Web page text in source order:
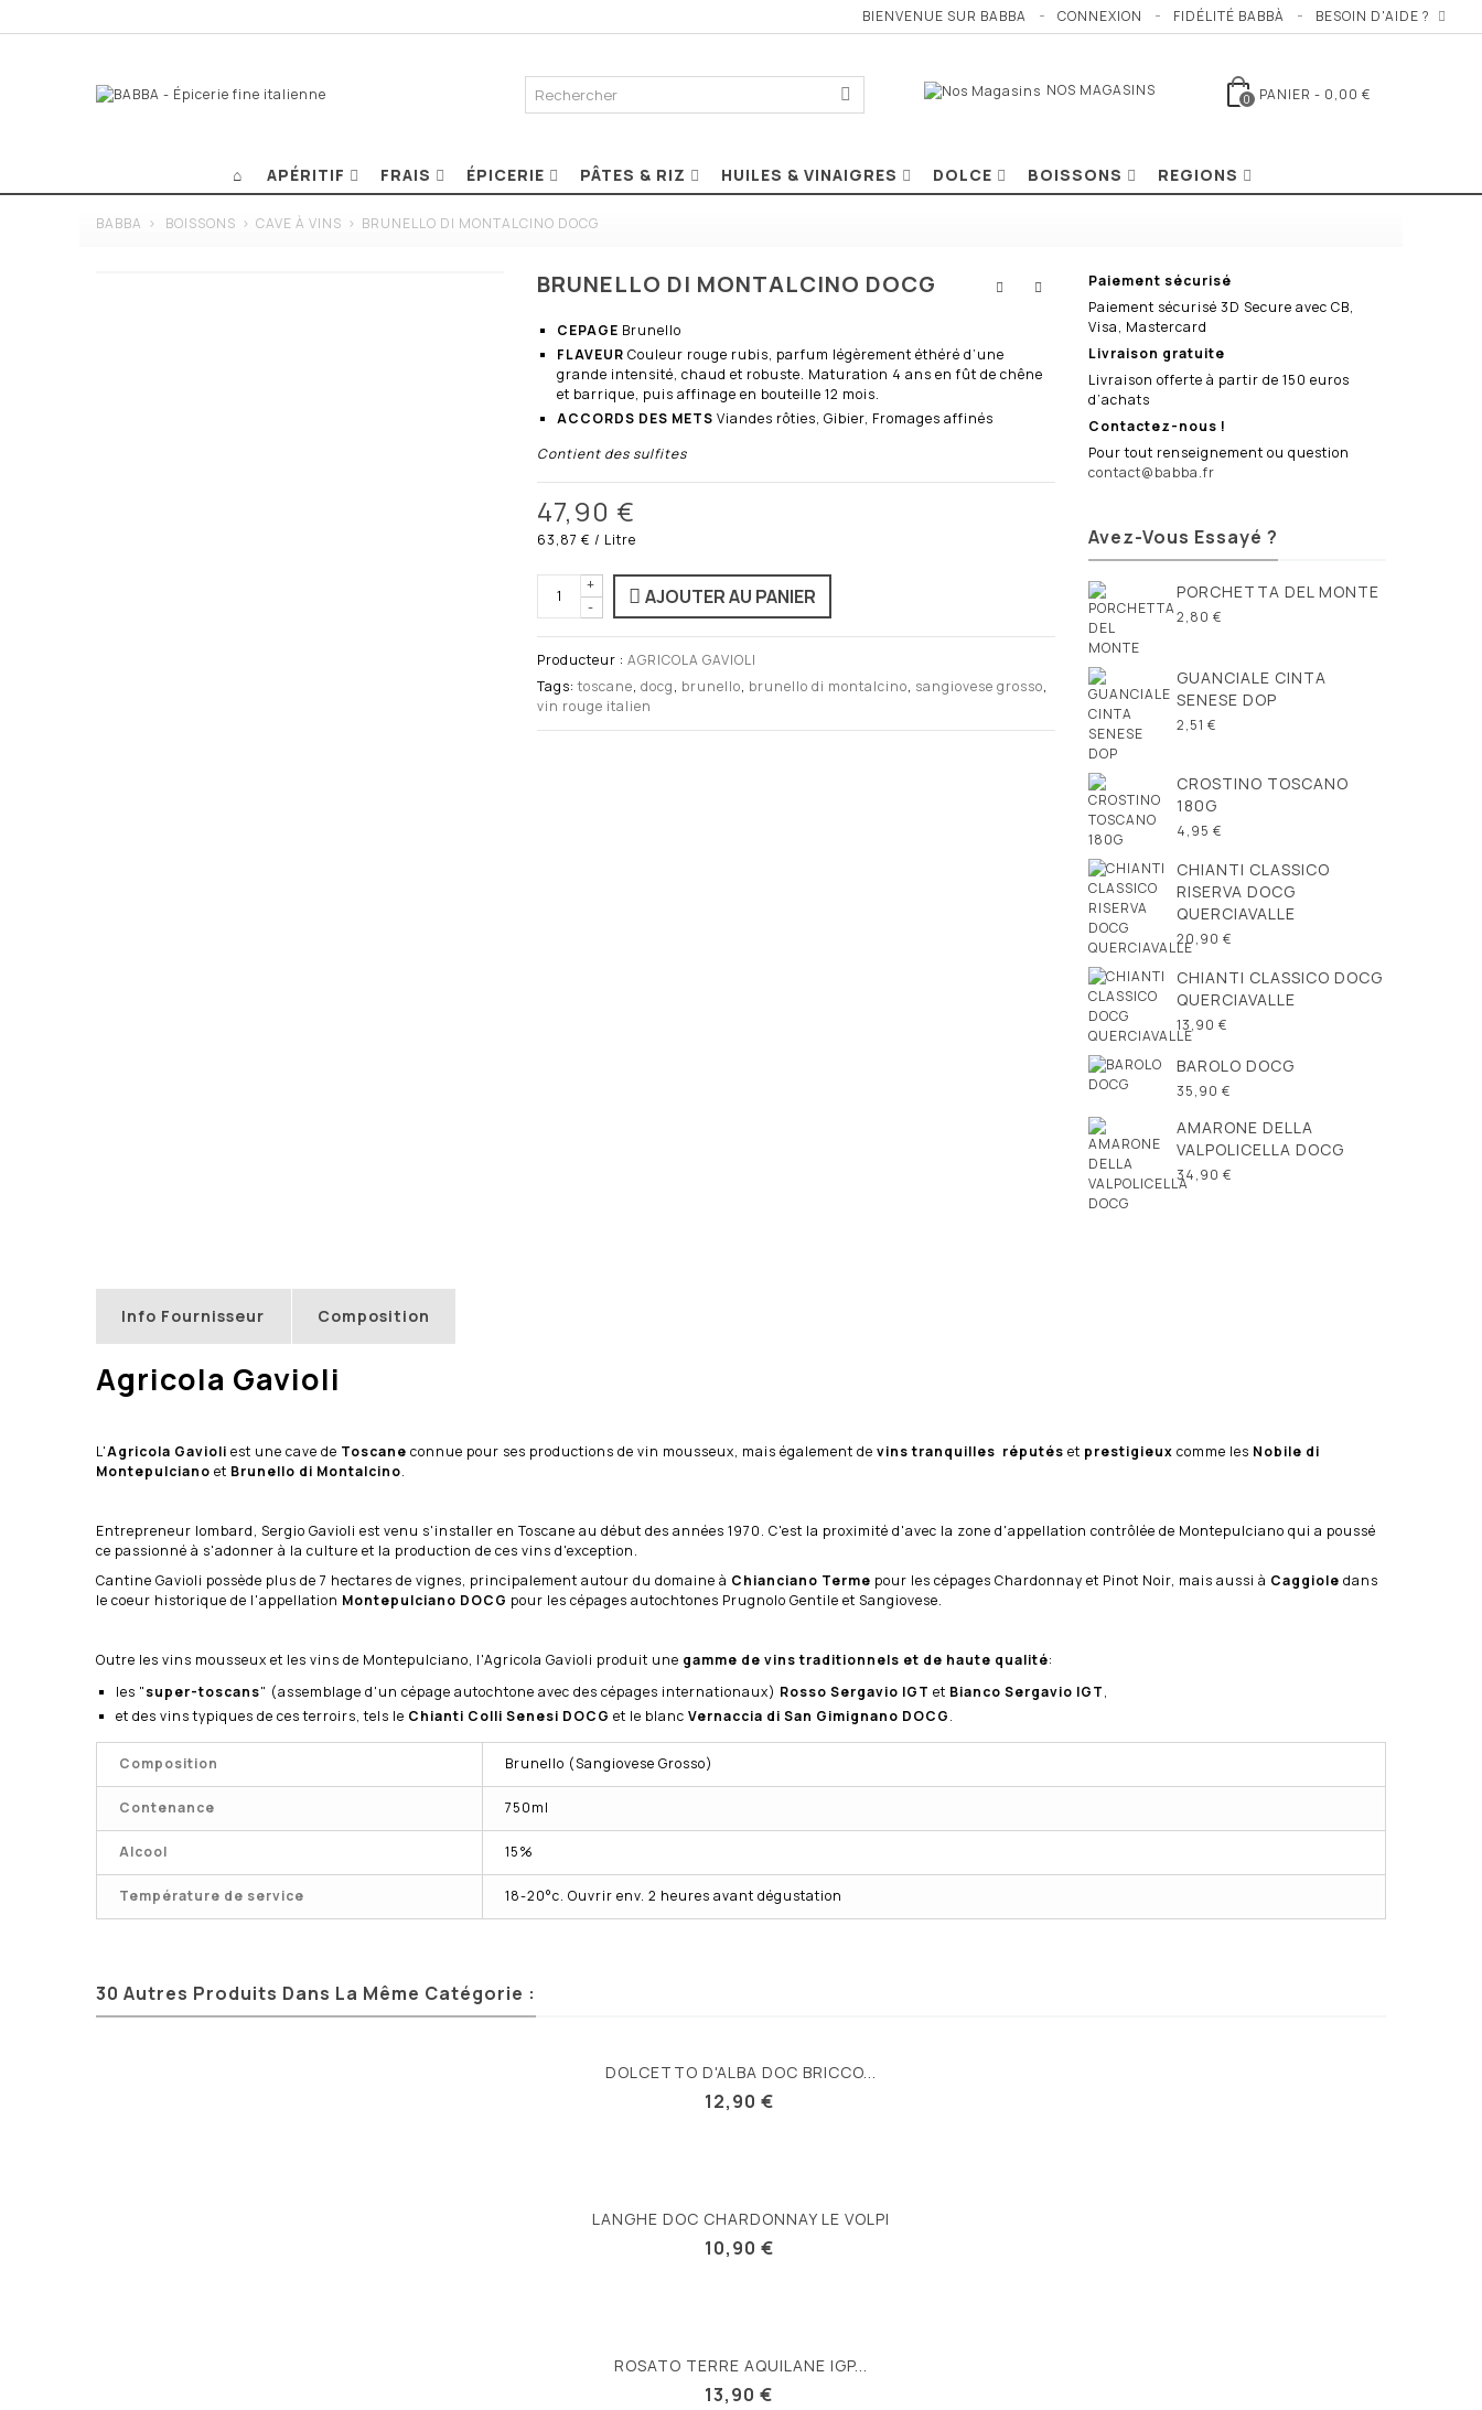
BESOIN D'AIDE ?
FIDÉLITÉ BABBÀ
CONNEXION
BIENVENUE SUR BABBA
0 PANIER - 0,00 €
NOS MAGASINS
APÉRITIF FRAIS ÉPICERIE PÂTES & RIZ HUILES & VINAIGRES DOLCE BOISSONS REGIONS
BABBA > BOISSONS > CAVE À VINS > BRUNELLO DI MONTALCINO DOCG
BRUNELLO DI MONTALCINO DOCG
CEPAGE Brunello
FLAVEUR Couleur rouge rubis, parfum légèrement éthéré d’une
grande intensité, chaud et robuste. Maturation 4 ans en fût de chêne
et barrique, puis affinage en bouteille 12 mois.
ACCORDS DES METS Viandes rôties, Gibier, Fromages affinés
Contient des sulfites
47,90 €
63,87 € / Litre
-
+ AJOUTER AU PANIER
Producteur : AGRICOLA GAVIOLI
Tags:toscane, docg, brunello, brunello di montalcino, sangiovese grosso,
vin rouge italien
Paiement sécurisé
Paiement sécurisé 3D Secure avec CB,
Visa, Mastercard
Livraison gratuite
Livraison offerte à partir de 150 euros
d’achats
Contactez-nous !
Pour tout renseignement ou question
contact@babba.fr
Avez-Vous Essayé ?
PORCHETTA DEL MONTE
2,80 €
GUANCIALE CINTA
SENESE DOP
2,51 €
CROSTINO TOSCANO
180G
4,95 €
CHIANTI CLASSICO
RISERVA DOCG
QUERCIAVALLE
20,90 €
CHIANTI CLASSICO DOCG
QUERCIAVALLE
13,90 €
BAROLO DOCG
35,90 €
AMARONE DELLA
VALPOLICELLA DOCG
34,90 €
Info Fournisseur Composition
Agricola Gavioli
L'Agricola Gavioli est une cave de Toscane connue pour ses productions de vin mousseux, mais également de vins tranquilles réputés et prestigieux comme les Nobile di
Montepulciano et Brunello di Montalcino.
Entrepreneur lombard, Sergio Gavioli est venu s'installer en Toscane au début des années 1970. C'est la proximité d'avec la zone d'appellation contrôlée de Montepulciano qui a poussé
ce passionné à s'adonner à la culture et la production de ces vins d'exception.
Cantine Gavioli possède plus de 7 hectares de vignes, principalement autour du domaine à Chianciano Terme pour les cépages Chardonnay et Pinot Noir, mais aussi à Caggiole dans
le coeur historique de l'appellation Montepulciano DOCG pour les cépages autochtones Prugnolo Gentile et Sangiovese.
Outre les vins mousseux et les vins de Montepulciano, l'Agricola Gavioli produit une gamme de vins traditionnels et de haute qualité:
les "super-toscans" (assemblage d'un cépage autochtone avec des cépages internationaux) Rosso Sergavio IGT et Bianco Sergavio IGT,
et des vins typiques de ces terroirs, tels le Chianti Colli Senesi DOCG et le blanc Vernaccia di San Gimignano DOCG.
Composition Brunello (Sangiovese Grosso)
Contenance 750ml
Alcool 15%
Température de service 18-20°c. Ouvrir env. 2 heures avant dégustation
30 Autres Produits Dans La Même Catégorie :
DOLCETTO D'ALBA DOC BRICCO...
12,90 €
LANGHE DOC CHARDONNAY LE VOLPI
10,90 €
ROSATO TERRE AQUILANE IGP...
13,90 €